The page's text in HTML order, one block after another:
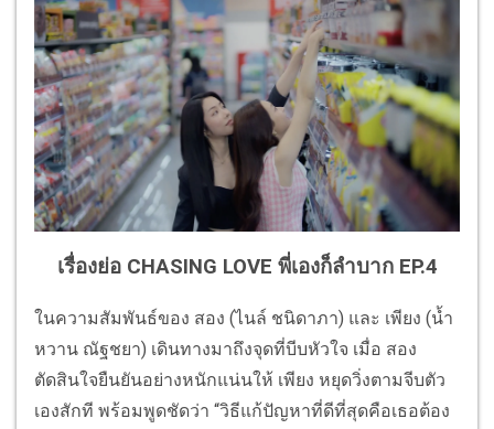
เรื่องย่อ CHASING LOVE พี่เองก็ลำบาก EP.4
ในความสัมพันธ์ของ สอง (ไนล์ ชนิดาภา) และ เพียง (น้ำ
หวาน ณัฐชยา) เดินทางมาถึงจุดที่บีบหัวใจ เมื่อ สอง
ตัดสินใจยืนยันอย่างหนักแน่นให้ เพียง หยุดวิ่งตามจีบตัว
เองสักที พร้อมพูดชัดว่า “วิธีแก้ปัญหาที่ดีที่สุดคือเธอต้อง